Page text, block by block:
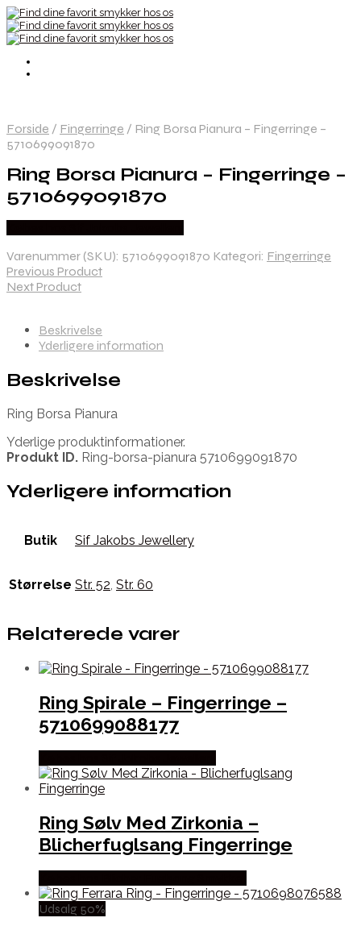
Forside / Fingerringe / Ring Borsa Pianura – Fingerringe –
5710699091870
Ring Borsa Pianura – Fingerringe –
5710699091870
Varenummer (SKU): 5710699091870 Kategori: Fingerringe
Previous Product
Next Product
Beskrivelse
Yderligere information
Beskrivelse
Ring Borsa Pianura
Yderlige produktinformationer.
Produkt ID. Ring-borsa-pianura 5710699091870
Yderligere information
Butik Sif Jakobs Jewellery
Størrelse Str. 52, Str. 60
Relaterede varer
Ring Spirale – Fingerringe –
5710699088177
Ring Sølv Med Zirkonia –
Blicherfuglsang Fingerringe
Udsalg 50%